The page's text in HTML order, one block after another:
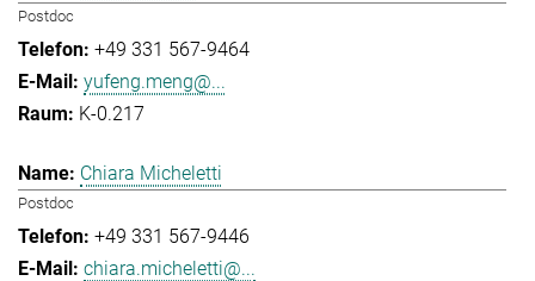
Postdoc
+49 331 567-9464
yufeng.meng@...
K-0.217
Chiara Micheletti
Postdoc
+49 331 567-9446
chiara.micheletti@...